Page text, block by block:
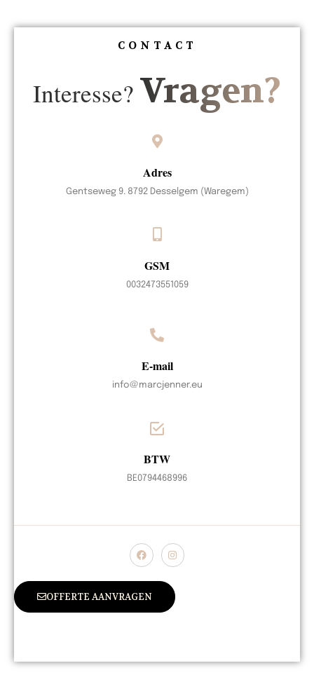
CONTACT
Interesse? Vragen?
Adres
Gentseweg 9. 8792 Desselgem (Waregem)
GSM
0032473551059
E-mail
info@marcjenner.eu
BTW
BE0794468996
OFFERTE AANVRAGEN